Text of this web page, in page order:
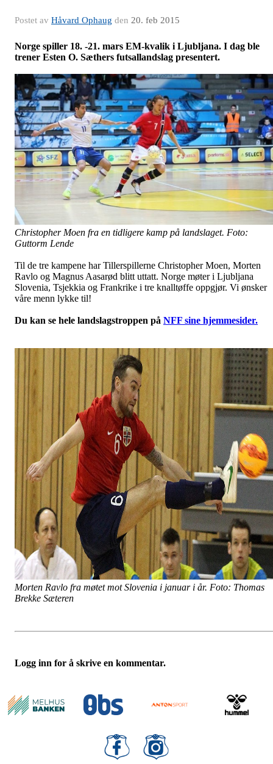
Postet av Håvard Ophaug den 20. feb 2015
Norge spiller 18. -21. mars EM-kvalik i Ljubljana. I dag ble
trener Esten O. Sæthers futsallandslag presentert.
Christopher Moen fra en tidligere kamp på landslaget. Foto:
Guttorm Lende
Til de tre kampene har Tillerspillerne Christopher Moen, Morten
Ravlo og Magnus Aasarød blitt uttatt. Norge møter i Ljubljana
Slovenia, Tsjekkia og Frankrike i tre knalltøffe oppgjør. Vi ønsker
våre menn lykke til!
Du kan se hele landslagstroppen på NFF sine hjemmesider.
Morten Ravlo fra møtet mot Slovenia i januar i år. Foto: Thomas
Brekke Sæteren
Logg inn for å skrive en kommentar.